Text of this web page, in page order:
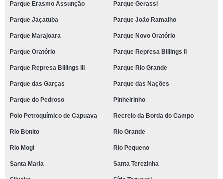
Parque Erasmo Assunção Parque Gerassi
Parque Jaçatuba Parque João Ramalho
Parque Marajoara Parque Novo Oratório
Parque Oratório Parque Represa Billings II
Parque Represa Billings III Parque Rio Grande
Parque das Garças Parque das Nações
Parque do Pedroso Pinheirinho
Polo Petroquímico de Capuava Recreio da Borda do Campo
Rio Bonito Rio Grande
Rio Mogi Rio Pequeno
Santa Maria Santa Terezinha